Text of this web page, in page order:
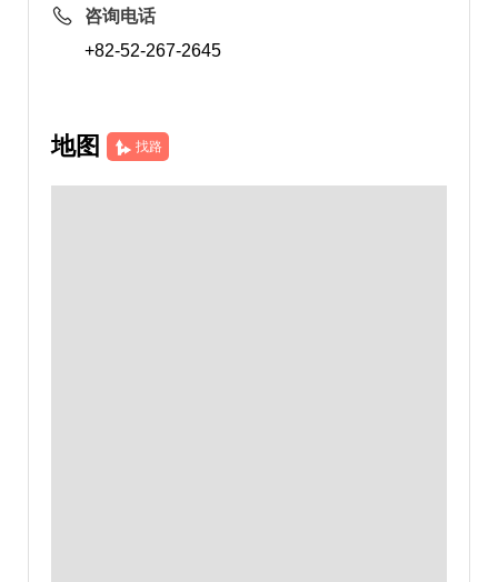
咨询电话
+82-52-267-2645
地图 找路